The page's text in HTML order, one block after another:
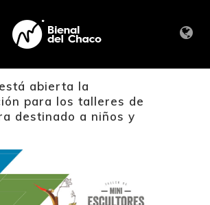
abierta la
para los talleres de
destinado a niños y